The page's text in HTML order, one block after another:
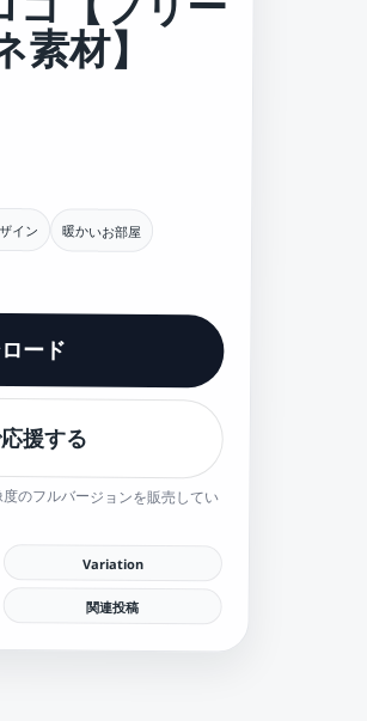
材】
イン 暖かいお部屋
ード
援する
のフルバージョンを販売してい
Variation
関連投稿